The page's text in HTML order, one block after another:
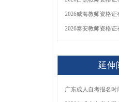
延伸